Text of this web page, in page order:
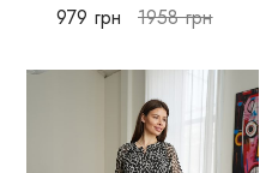
979 грн 1958грн